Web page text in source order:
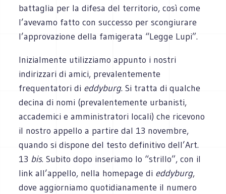
battaglia per la difesa del territorio, così come
l’avevamo fatto con successo per scongiurare
l’approvazione della famigerata “Legge Lupi”.
Inizialmente utilizziamo appunto i nostri
indirizzari di amici, prevalentemente
frequentatori di eddyburg. Si tratta di qualche
decina di nomi (prevalentemente urbanisti,
accademici e amministratori locali) che ricevono
il nostro appello a partire dal 13 novembre,
quando si dispone del testo definitivo dell’Art.
13 bis. Subito dopo inseriamo lo “strillo”, con il
link all’appello, nella homepage di eddyburg,
dove aggiorniamo quotidianamente il numero